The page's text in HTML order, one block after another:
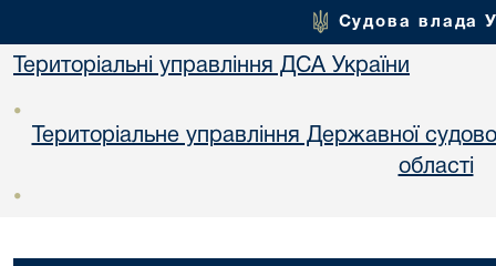
Судова влада
Територіальні управління ДСА України
•
Територіальне управління Державної
областi
•